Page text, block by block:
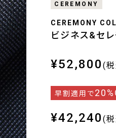
CEREMONY
CEREMONY
ビジネス&セ
¥52,800 (
早割適用で
¥42,240 (